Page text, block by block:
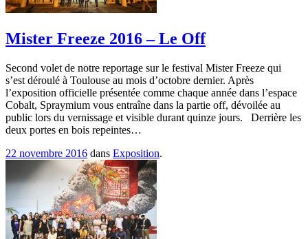
Mister Freeze 2016 – Le Off
Second volet de notre reportage sur le festival Mister Freeze qui
s’est déroulé à Toulouse au mois d’octobre dernier. Après
l’exposition officielle présentée comme chaque année dans l’espace
Cobalt, Spraymium vous entraîne dans la partie off, dévoilée au
public lors du vernissage et visible durant quinze jours. Derrière les
deux portes en bois repeintes…
22 novembre 2016 dans Exposition.